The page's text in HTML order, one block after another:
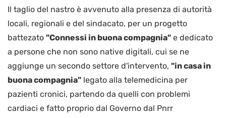
Il taglio del nastro è avvenuto alla presenza di autorità
locali, regionali e del sindacato, per un progetto
battezato "Connessi in buona compagnia" e dedicato
a persone che non sono native digitali, cui se ne
aggiunge un secondo settore d'intervento, "in casa in
buona compagnia" legato alla telemedicina per
pazienti cronici, partendo da quelli con problemi
cardiaci e fatto proprio dal Governo dal Pnrr